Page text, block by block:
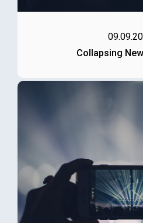
Collapsing